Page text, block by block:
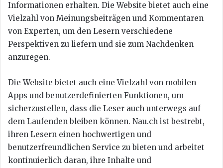
Informationen erhalten. Die Website bietet auch eine
Vielzahl von Meinungsbeiträgen und Kommentaren
von Experten, um den Lesern verschiedene
Perspektiven zu liefern und sie zum Nachdenken
anzuregen.
Die Website bietet auch eine Vielzahl von mobilen
Apps und benutzerdefinierten Funktionen, um
sicherzustellen, dass die Leser auch unterwegs auf
dem Laufenden bleiben können. Nau.ch ist bestrebt,
ihren Lesern einen hochwertigen und
benutzerfreundlichen Service zu bieten und arbeitet
kontinuierlich daran, ihre Inhalte und